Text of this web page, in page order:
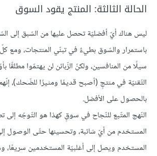
الحالة الثالثة: المنتج يقود السوق
ليس هناك أيّ أفضليّة تحصل عليها من السّبق إلى
باستمرار والسّوق بطيءٌ في تبنّي المنتجات، ومع
سيلًا من المنافسين، ولكنّ الزّبائن لن يهتمّوا
التّقنيّة في منتجٍ (أصبح قديمًا ومثيرًا للضّحك)،
بالحصول على الأفضل.
النّهج المتّبع للنّجاح في سوقٍ كهذا هو التّوجّه إلى
المستخدم من أيّ شائبة، وتحسينها حتّى الوصول
المستخدم ويصل إلى أغلبيّة المستخدمين سريعًا،